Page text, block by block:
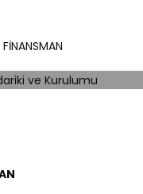
FİNANSMAN